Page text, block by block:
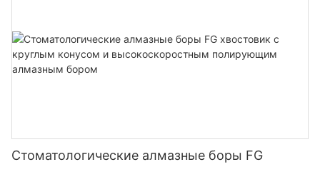
Стоматологические алмазные боры FG